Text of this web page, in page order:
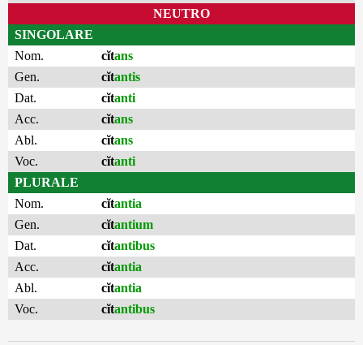
NEUTRO
SINGOLARE
Nom.
cĭtans
Gen.
cĭtantis
Dat.
cĭtanti
Acc.
cĭtans
Abl.
cĭtans
Voc.
cĭtanti
PLURALE
Nom.
cĭtantia
Gen.
cĭtantium
Dat.
cĭtantibus
Acc.
cĭtantia
Abl.
cĭtantia
Voc.
cĭtantibus